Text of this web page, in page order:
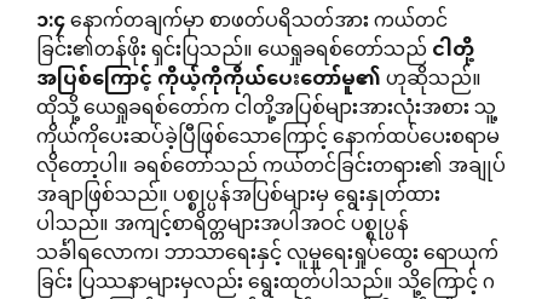
၁:၄နောက်တချက်မှာ စာဖတ်ပရိသတ်အား ကယ်တင်
ခြင်း၏တန်ဖိုး ရှင်းပြသည်။ ယေရှုခရစ်တော်သည်ငါတို့
အပြစ်ကြောင့်ကိုယ့်ကိုကိုယ်ပေးတော်မူ၏ဟုဆိုသည်။
ထိုသို့ ယေရှုခရစ်တော်က ငါတို့အပြစ်များအားလုံးအစား သူ့
ကိုယ်ကိုပေးဆပ်ခဲ့ပြီဖြစ်သောကြောင့် နောက်ထပ်ပေးစရာမ
လိုတော့ပါ။ ခရစ်တော်သည် ကယ်တင်ခြင်းတရား၏ အချုပ်
အချာဖြစ်သည်။ ပစ္စုပ္ပန်အပြစ်များမှ ရွေးနှုတ်ထား
ပါသည်။ အကျင့်စာရိတ္တများအပါအဝင် ပစ္စုပ္ပန်
သင်္ခါရလောက၊ ဘာသာရေးနှင့် လူမှုရေးရှုပ်ထွေး ရောယှက်
ခြင်း ပြဿနာများမှလည်း ရွေးထုတ်ပါသည်။ သို့ကြောင့် ဂ